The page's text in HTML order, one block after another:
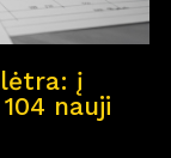
į
nauji